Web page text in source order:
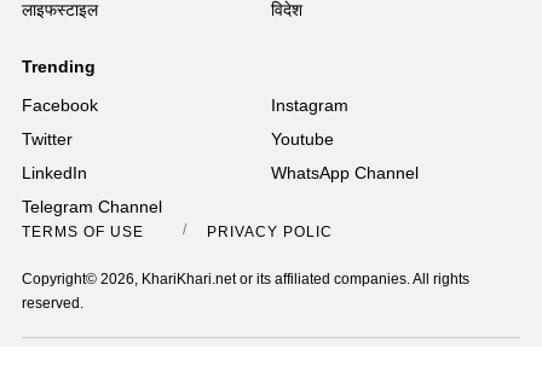
लाइफस्टाइल
विदेश
Trending
Facebook
Instagram
Twitter
Youtube
LinkedIn
WhatsApp Channel
Telegram Channel
TERMS OF USE PRIVACY POLICY
Copyright© 2026, KhariKhari.net or its affiliated companies. All rights
reserved.